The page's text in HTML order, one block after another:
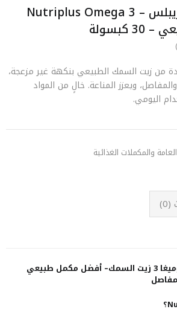
أوميغا 3 من نيوتريبلس – Nutriplus Omega 3
من زيت السمك الطبيعي بنكهة غير مزعجة،
ويعزز المناعة. خالٍ من المواد
اليومي.
والمكملات الغذائية
Nutriplus Omega 3 أوميغا 3 زيت السمك– أفضل مكمل طبيعي